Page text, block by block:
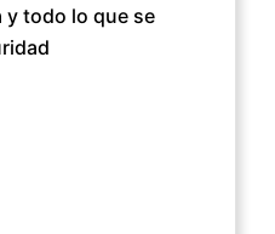
y todo lo que se